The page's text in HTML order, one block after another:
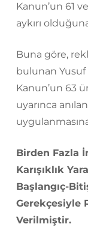
Kanun’un 61
aykırı
Buna göre,
bulunan Yusuf
Kanun’un 63
uyarınca
Birden Fazla
Karışıklık
Başlangıç-
Gerekçesiyle
Verilmiştir.